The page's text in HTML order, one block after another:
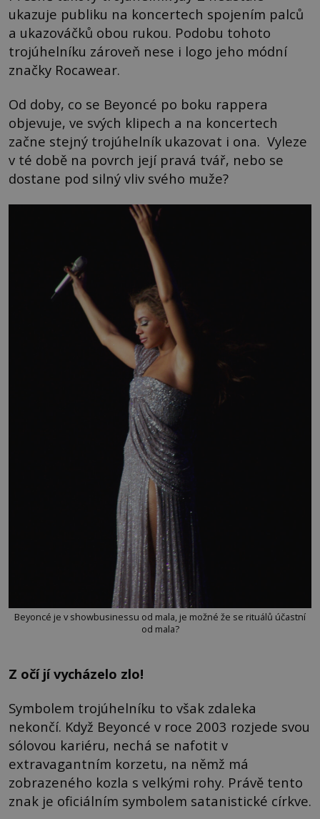
ukazuje publiku na koncertech spojením palců
a ukazováčků obou rukou. Podobu tohoto
trojúhelníku zároveň nese i logo jeho módní
značky Rocawear.
Od doby, co se Beyoncé po boku rappera
objevuje, ve svých klipech a na koncertech
začne stejný trojúhelník ukazovat i ona. Vyleze
v té době na povrch její pravá tvář, nebo se
dostane pod silný vliv svého muže?
Beyoncé je v showbusinessu od mala, je možné že se rituálů účastní
od mala?
Z očí jí vycházelo zlo!
Symbolem trojúhelníku to však zdaleka
nekončí. Když Beyoncé v roce 2003 rozjede svou
sólovou kariéru, nechá se nafotit v
extravagantním korzetu, na němž má
zobrazeného kozla s velkými rohy. Právě tento
znak je oficiálním symbolem satanistické církve.